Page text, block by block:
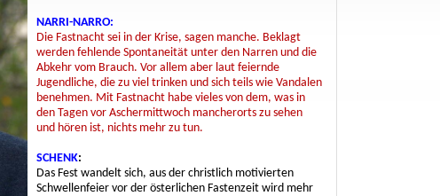
NARRI-NARRO:
Die Fastnacht sei in der Krise, sagen manche. Beklagt
werden fehlende Spontaneität unter den Narren und die
Abkehr vom Brauch. Vor allem aber laut feiernde
Jugendliche, die zu viel trinken und sich teils wie Vandalen
benehmen. Mit Fastnacht habe vieles von dem, was in
den Tagen vor Aschermittwoch mancherorts zu sehen
und hören ist, nichts mehr zu tun.
SCHENK:
Das Fest wandelt sich, aus der christlich motivierten
Schwellenfeier vor der österlichen Fastenzeit wird mehr